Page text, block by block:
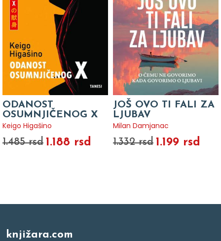
ODANOST
OSUMNJIČENOG X
Keigo Higašino
1.485 rsd 1.188 rsd
JOŠ OVO TI FALI ZA
LJUBAV
Milan Damjanac
1.332 rsd 1.199 rsd
knjižara.com